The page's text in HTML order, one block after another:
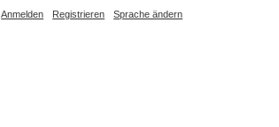
Anmelden Registrieren Sprache ändern